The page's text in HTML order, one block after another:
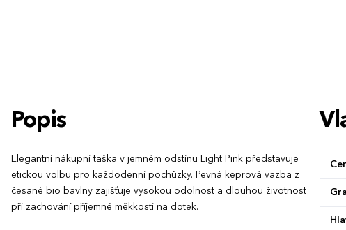
Popis
Elegantní nákupní taška v jemném odstínu Light Pink představuje
etickou volbu pro každodenní pochůzky. Pevná keprová vazba z
česané bio bavlny zajišťuje vysokou odolnost a dlouhou životnost
při zachování příjemné měkkosti na dotek.